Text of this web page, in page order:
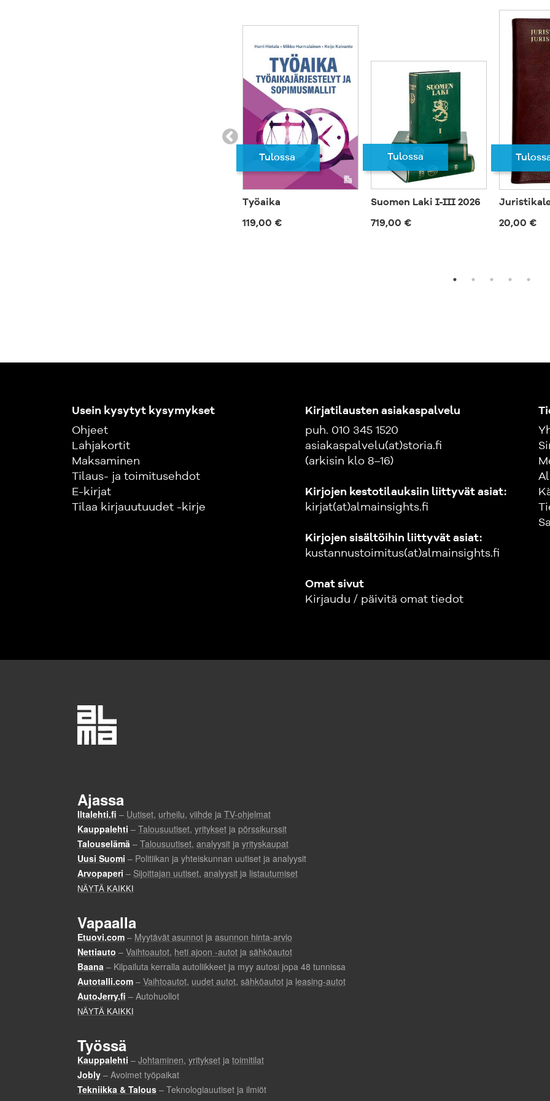
Tulossa
Työaika
119,00 €
Tulossa
Suomen Laki I-III 2026
719,00 € 20,00 €
Usein kysytyt kysymykset
Ohjeet
Lahjakortit
Maksaminen
Tilaus- ja toimitusehdot
E-kirjat
Tilaa kirjauutuudet -kirje
Kirjatilausten asiakaspalvelu
puh. 010 345 1520
asiakaspalvelu(at)storia.fi
(arkisin klo 8–16)
Kirjojen kestotilauksiin liittyvät asiat:
kirjat(at)almainsights.fi
Kirjojen sisältöihin liittyvät asiat:
kustannustoimitus(at)almainsights.fi
Omat sivut
Kirjaudu / päivitä omat tiedot